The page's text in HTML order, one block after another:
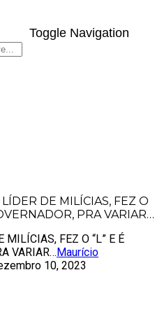
Toggle Navigation
DE MILÍCIAS, FEZ O
PRA VARIAR…
MILÍCIAS, FEZ O “L” E É
VARIAR… Maurício
10, 2023